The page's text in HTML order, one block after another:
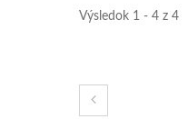
Výsledok 1 - 4 z 4